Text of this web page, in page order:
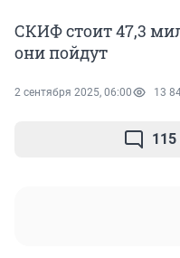
СКИФ стоит 47,3
они пойдут
2 сентября 2025, 06:00 13